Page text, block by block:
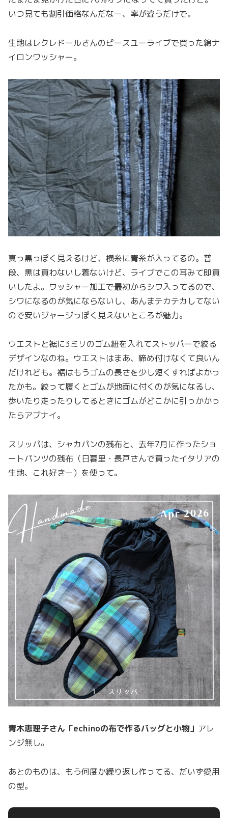
いつ見ても割引価格なんだなー、率が違うだけで。
生地はレクレドールさんのピースユーライブで買った綿ナ
イロンワッシャー。
真っ黒っぽく見えるけど、横糸に青糸が入ってるの。普
段、黒は買わないし着ないけど、ライブでこの耳みて即買
いしたよ。ワッシャー加工で最初からシワ入ってるので、
シワになるのが気にならないし、あんまテカテカしてない
ので安いジャージっぽく見えないところが魅力。
ウエストと裾に3ミリのゴム紐を入れてストッパーで絞る
デザインなのね。ウエストはまあ、締め付けなくて良いん
だけれども。裾はもうゴムの長さを少し短くすればよかっ
たかも。絞って履くとゴムが地面に付くのが気になるし、
歩いたり走ったりしてるときにゴムがどこかに引っかかっ
たらアブナイ。
スリッパは、シャカパンの残布と、去年7月に作ったショ
ートパンツの残布（日暮里・長戸さんで買ったイタリアの
生地、これ好きー）を使って。
青木恵理子さん「echinoの布で作るバッグと小物」 アレ
ンジ無し。
あとのものは、もう何度か繰り返し作ってる、だいず愛用
の型。